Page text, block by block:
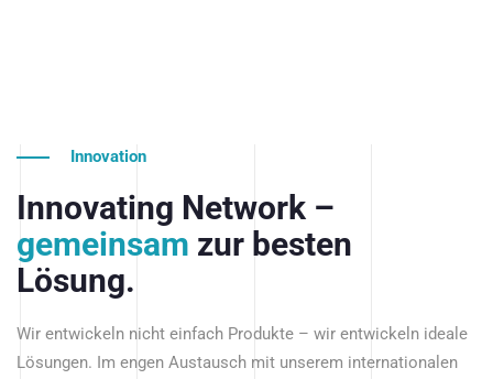
Innovation
Innovating Network –
gemeinsam zur besten
Lösung.
Wir entwickeln nicht einfach Produkte – wir entwickeln ideale
Lösungen. Im engen Austausch mit unserem internationalen